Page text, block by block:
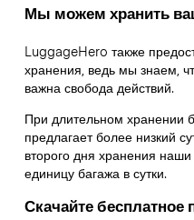
Мы можем хранить
LuggageHero также
хранения, ведь мы знаем,
важна свобода действий.
При длительном хранении
предлагает более низкий
второго дня хранения
единицу багажа в сутки.
Скачайте